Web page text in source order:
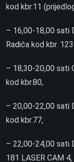
kod kbr.11
– 16,00-18,00 sati
Radića kod kbr.
– 18,30-20,00 sati
kod kbr.80,
– 20,00-22,00 sati
kod kbr.77,
– 22,00-24,00 sati
181 LASER CAM 4,